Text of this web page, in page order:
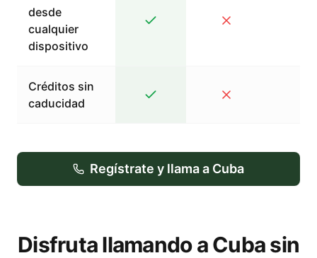
desde
cualquier
dispositivo
Créditos sin
caducidad
Regístrate y llama a Cuba
Disfruta llamando a Cuba sin